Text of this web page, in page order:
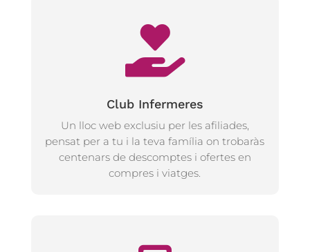
Club Infermeres
Un lloc web exclusiu per les afiliades,
pensat per a tu i la teva família on trobaràs
centenars de descomptes i ofertes en
compres i viatges.